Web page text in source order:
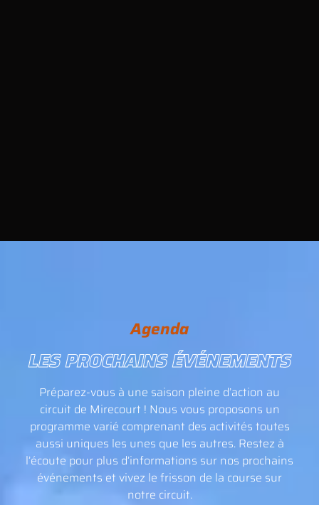
Agenda
LES PROCHAINS ÉVÉNEMENTS
Préparez-vous à une saison pleine d’action au
circuit de Mirecourt ! Nous vous proposons un
programme varié comprenant des activités toutes
aussi uniques les unes que les autres. Restez à
l’écoute pour plus d’informations sur nos prochains
événements et vivez le frisson de la course sur
notre circuit.